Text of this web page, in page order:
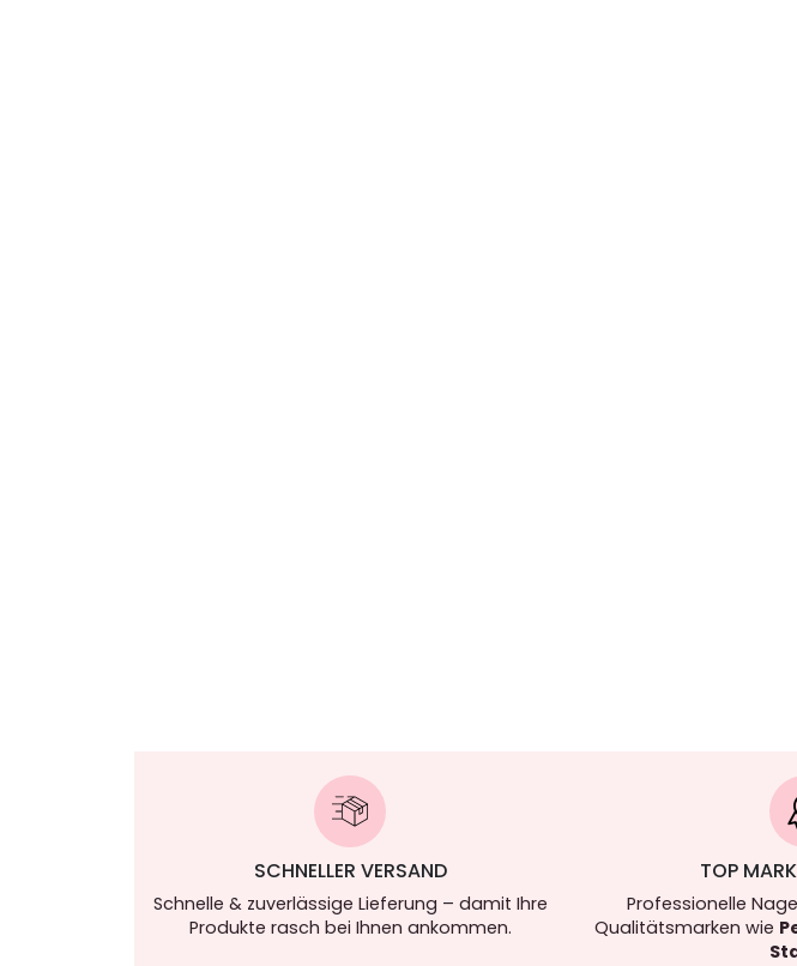
SCHNELLER VERSAND
Schnelle & zuverlässige Lieferung – damit Ihre
Produkte rasch bei Ihnen ankommen.
TOP
Professionelle
Qualitätsmarken wie